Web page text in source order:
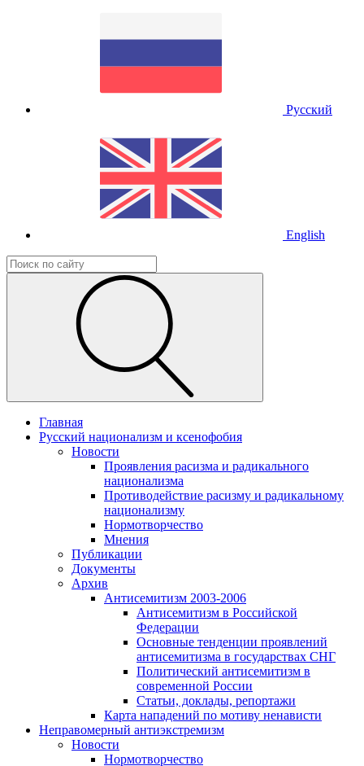
Русский
English
Главная
Русский национализм и ксенофобия
Новости
Проявления расизма и радикального
национализма
Противодействие расизму и радикальному
национализму
Нормотворчество
Мнения
Публикации
Документы
Архив
Антисемитизм 2003-2006
Антисемитизм в Российской
Федерации
Основные тенденции проявлений
антисемитизма в государствах СНГ
Политический антисемитизм в
современной России
Статьи, доклады, репортажи
Карта нападений по мотиву ненависти
Неправомерный антиэкстремизм
Новости
Нормотворчество